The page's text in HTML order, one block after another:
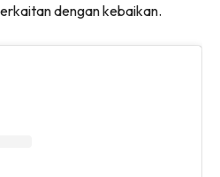
dengan kebaikan.